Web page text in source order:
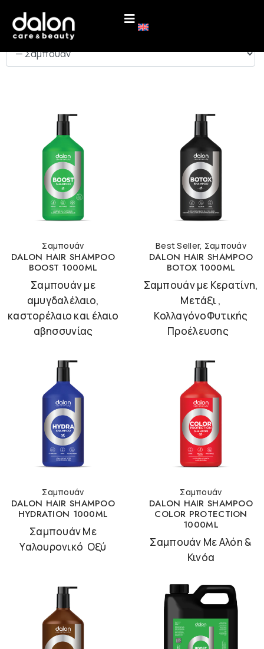
ΚΑΤΗΓΟΡΙΕΣ
Σαμπουάν
DALON HAIR SHAMPOO
BOOST 1000ML
Σαμπουάν με
αμυγδαλέλαιο,
καστορέλαιο και έλαιο
αβησσυνίας
Best Seller, Σαμπουάν
DALON HAIR SHAMPOO
BOTOX 1000ML
Σαμπουάν με Κερατίνη,
Μετάξι ,
ΚολλαγόνοΦυτικής
Προέλευσης
Σαμπουάν
DALON HAIR SHAMPOO
HYDRATION 1000ML
Σαμπουάν Με
Υαλουρονικό Οξύ
Σαμπουάν
DALON HAIR SHAMPOO
COLOR PROTECTION
1000ML
Σαμπουάν Με Αλόη &
Κινόα